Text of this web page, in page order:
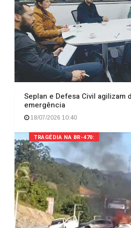
Seplan e Defesa Civil agilizam
emergência
18/07/2026 10:40
TRAGÉDIA NA BR-470: